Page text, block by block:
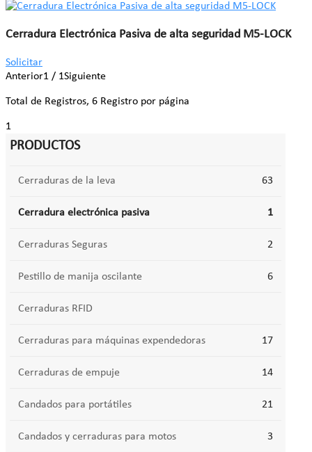
Cerradura Electrónica Pasiva de alta seguridad M5-LOCK
Solicitar
Anterior1 / 1Siguiente
Total de Registros, 6 Registro por página
1
PRODUCTOS
Cerraduras de la leva 63
Cerradura electrónica pasiva 1
Cerraduras Seguras 2
Pestillo de manija oscilante 6
Cerraduras RFID
Cerraduras para máquinas expendedoras 17
Cerraduras de empuje 14
Candados para portátiles 21
Candados y cerraduras para motos 3